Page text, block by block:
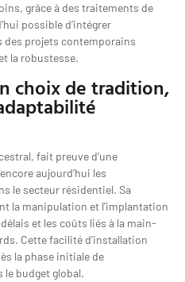
grâce à des traitements de
possible d’intégrer
des projets contemporains
la robustesse.
choix de tradition,
fait preuve d’une
aujourd’hui les
le secteur résidentiel. Sa
la manipulation et l’implantation
et les coûts liés à la main-
Cette facilité d’installation
la phase initiale de
budget global.